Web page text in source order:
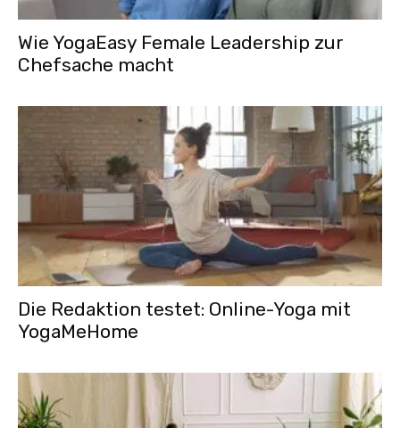
Wie YogaEasy Female Leadership zur
Chefsache macht
Die Redaktion testet: Online-Yoga mit
YogaMeHome